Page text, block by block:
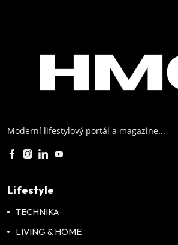
Moderní lifestylový portál a magazine...
Lifestyle
TECHNIKA
LIVING & HOME